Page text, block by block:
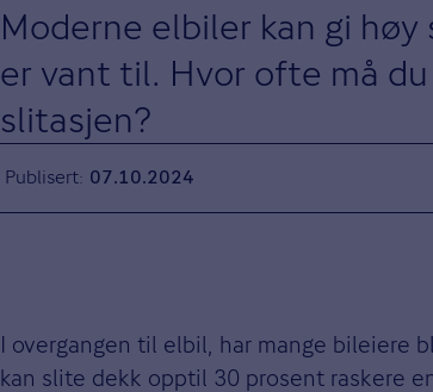
Moderne elbiler kan gi
er vant til. Hvor ofte må
slitasjen?
Publisert 07.10.2024
I overgangen til elbil, har mange bileiere
kan slite dekk opptil 30 prosent raskere